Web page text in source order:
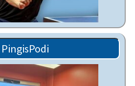
PingisPodi